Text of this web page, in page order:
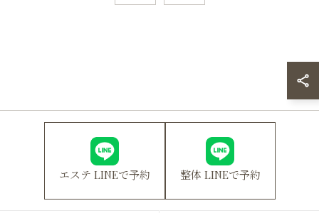
エステ LINEで予約 整体 LINEで予約